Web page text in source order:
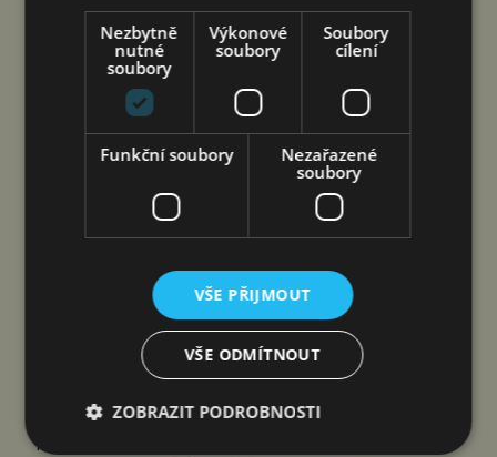
NEZÁKONNĚ
6. 8. 2026
Společnost Ridera Bohemia, proti které bylo
roky vedeno vykonstruované řízení, na
heřmanické haldě postupovala v souladu se
Nezbytně
nutné
soubory
Výkonové
soubory
Soubory
cílení
Funkční soubory
Nezařazené
soubory
VŠE PŘIJMOUT
VŠE ODMÍTNOUT
ZOBRAZIT PODROBNOSTI